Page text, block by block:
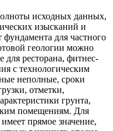
исходных данных,
изысканий и
для частного
геологии можно
для ресторана, фитнес-
с технологическим
неполные, сроки
отметки,
грунта,
помещениям. Для
прямое значение,